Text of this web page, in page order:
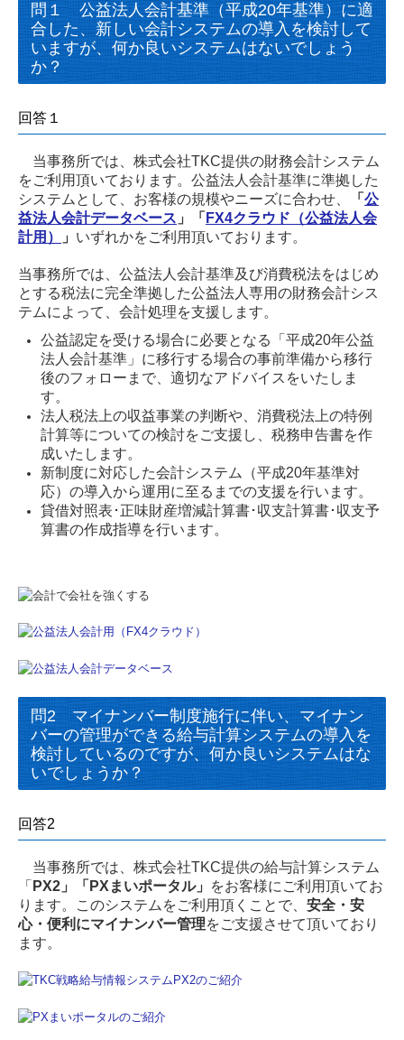
問１ 公益法人会計基準（平成20年基準）に適
合した、新しい会計システムの導入を検討して
いますが、何か良いシステムはないでしょう
か？
回答１
当事務所では、株式会社TKC提供の財務会計システム
をご利用頂いております。公益法人会計基準に準拠した
システムとして、お客様の規模やニーズに合わせ、
「 公
益法人会計データベース 」「 FX4クラウド（公益法人会
計用）
」 いずれかをご利用頂いております。
当事務所では、公益法人会計基準及び消費税法をはじめ
とする税法に完全準拠した公益法人専用の財務会計シス
テムによって、会計処理を支援します。
公益認定を受ける場合に必要となる「平成20年公益
法人会計基準」に移行する場合の事前準備から移行
後のフォローまで、適切なアドバイスをいたしま
す。
法人税法上の収益事業の判断や、消費税法上の特例
計算等についての検討をご支援し、税務申告書を作
成いたします。
新制度に対応した会計システム（平成20年基準対
応）の導入から運用に至るまでの支援を行います。
貸借対照表･正味財産増減計算書･収支計算書･収支予
算書の作成指導を行います。
問2 マイナンバー制度施行に伴い、マイナン
バーの管理ができる給与計算システムの導入を
検討しているのですが、何か良いシステムはな
いでしょうか？
回答2
当事務所では、株式会社TKC提供の給与計算システム
「 PX2」「PXまいポータル」
をお客様にご利用頂いてお
ります。このシステムをご利用頂くことで、 安全・安
心・便利にマイナンバー管理をご支援させて頂いており
ます。